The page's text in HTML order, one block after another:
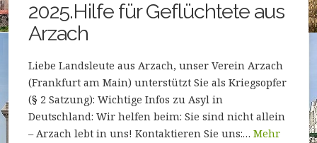
2025.Hilfe für Geflüchtete aus
Arzach
Liebe Landsleute aus Arzach, unser Verein Arzach
(Frankfurt am Main) unterstützt Sie als Kriegsopfer
(§ 2 Satzung): Wichtige Infos zu Asyl in
Deutschland: Wir helfen beim: Sie sind nicht allein
– Arzach lebt in uns! Kontaktieren Sie uns:… Mehr